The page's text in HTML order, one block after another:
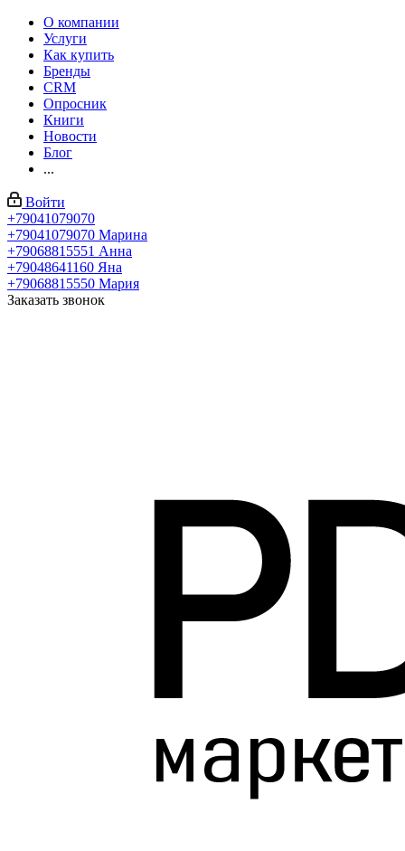
О компании
Услуги
Как купить
Бренды
CRM
Опросник
Книги
Новости
Блог
...
Войти
+79041079070
+79041079070 Марина
+79068815551 Анна
+79048641160 Яна
+79068815550 Мария
Заказать звонок